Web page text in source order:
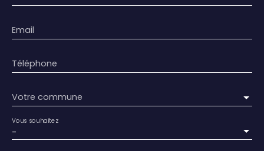
Email
Téléphone
Votre commune
-
Vous souhaitez